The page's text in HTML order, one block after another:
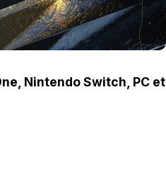
Nintendo Switch, PC et